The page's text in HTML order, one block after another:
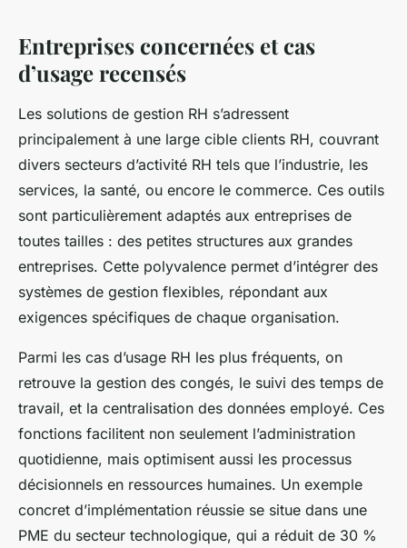
Entreprises concernées et cas
d’usage recensés
Les solutions de gestion RH s’adressent
principalement à une large cible clients RH, couvrant
divers secteurs d’activité RH tels que l’industrie, les
services, la santé, ou encore le commerce. Ces outils
sont particulièrement adaptés aux entreprises de
toutes tailles : des petites structures aux grandes
entreprises. Cette polyvalence permet d’intégrer des
systèmes de gestion flexibles, répondant aux
exigences spécifiques de chaque organisation.
Parmi les cas d’usage RH les plus fréquents, on
retrouve la gestion des congés, le suivi des temps de
travail, et la centralisation des données employé. Ces
fonctions facilitent non seulement l’administration
quotidienne, mais optimisent aussi les processus
décisionnels en ressources humaines. Un exemple
concret d’implémentation réussie se situe dans une
PME du secteur technologique, qui a réduit de 30 %